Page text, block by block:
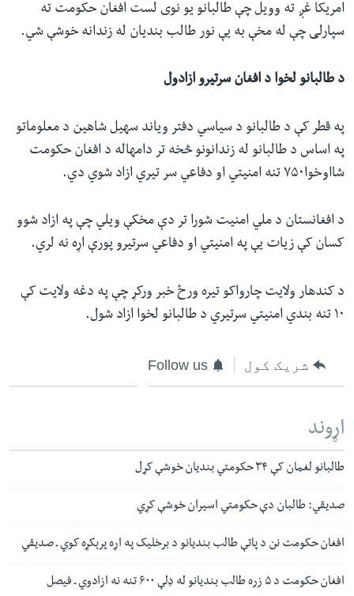
امریکا غږ ته وویل چې طالبانو یو نوی لست افغان حکومت ته
سپارلی چې له مخې به یې نور طالب بندیان له زندانه خوشې شي.
د طالبانو لخوا د افغان سرتیرو ازادول
په قطر کې د طالبانو د سیاسي دفتر ویاند سهیل شاهین د معلوماتو
په اساس د طالبانو له زندانونو څخه تر دامهاله د افغان حکومت
شااوخوا۷۵۰ تنه امنیتي او دفاعي سر تیري ازاد شوي دي.
د افغانستان د ملي امنیت شورا تر دې مخکې ویلي چې په ازاد شوو
کسان کې زیات یې په امنیتي او دفاعي سرتیرو پورې اړه نه لري.
د کندهار ولایت چارواکو تیره ورځ خبر ورکړ چې په دغه ولایت کې
۱۰ تنه بندي امنیتي سرتیري د طالبانو لخوا ازاد شول.
شریک کول Follow us
اړوند
طالبانو لغمان کې ۳۴ حکومتي بندیان خوشې کړل
صدیقي: طالبان دې حکومتي اسیران خوشې کړي
افغان حکومت نن د پاتې طالب بندیانو د برخلیک په اړه پرېکړه کوي ـ صدیقي
افغان حکومت د ۵ زره طالب بندیانو له ډلې ۶۰۰ تنه نه ازادوي ـ فیصل